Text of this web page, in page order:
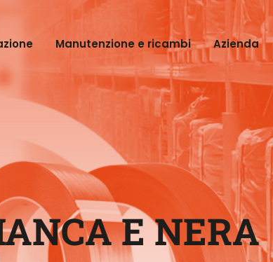
Manutenzione e ricambi Azienda
E NERA